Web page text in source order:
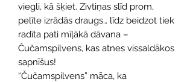
viegli, kā šķiet. Zivtiņas slīd prom,
pelīte izrādās draugs… līdz beidzot tiek
radīta pati mīļākā dāvana –
Čučamspilvens, kas atnes vissaldākos
sapnīšus!
“Čučamspilvens” māca, ka